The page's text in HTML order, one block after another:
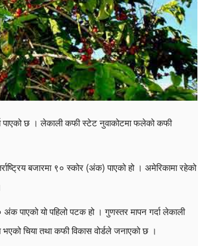
पाएको छ । लेकाली कफी स्टेट नुवाकोटमा फलेको कफी
बजारमा ९० स्कोर (अंक) पाएको हो । अमेरिकामा रहेको
अंक पाएको यो पहिलो पटक हो । गुणस्तर मापन गर्दा लेकाली
चिया तथा कफी विकास वोर्डले जनाएको छ ।